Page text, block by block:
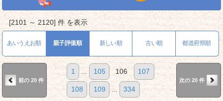
[2101 ～ 2120] 件 を表示
あいうえお順 親子評価順 新しい順 古い順 都道府県順
前の 20 件
1 ... 105 106 107
108 109 ... 334
次の 20 件